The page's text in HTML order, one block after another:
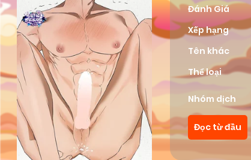
Đánh Giá
Xếp hạng
Tên khác
Thể loại
Nhóm dịch
Đọc từ đầu